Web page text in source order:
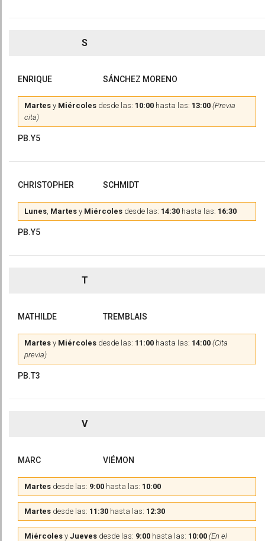
S
ENRIQUE SÁNCHEZ MORENO
Martes y Miércoles desde las: 10:00 hasta las: 13:00 (Previa
cita)
PB.Y5
CHRISTOPHER SCHMIDT
Lunes, Martes y Miércoles desde las: 14:30 hasta las: 16:30
PB.Y5
T
MATHILDE TREMBLAIS
Martes y Miércoles desde las: 11:00 hasta las: 14:00 (Cita
previa)
PB.T3
V
MARC VIÉMON
Martes desde las: 9:00 hasta las: 10:00
Martes desde las: 11:30 hasta las: 12:30
Miércoles y Jueves desde las: 9:00 hasta las: 10:00 (En el